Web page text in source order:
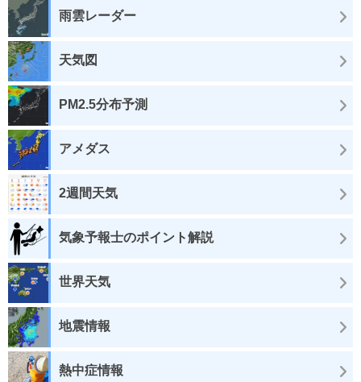
雨雲レーダー
天気図
PM2.5分布予測
アメダス
2週間天気
気象予報士のポイント解説
世界天気
地震情報
熱中症情報